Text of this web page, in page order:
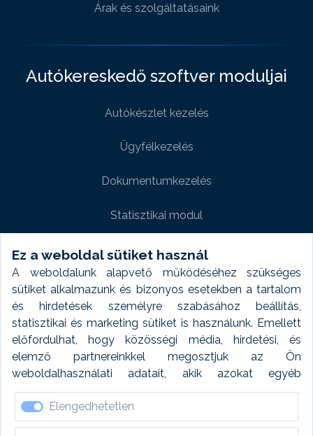
Ez a weboldal sütiket használ
A weboldalunk alapvető működéséhez szükséges
sütiket alkalmazunk és bizonyos esetekben a tartalom
és hirdetések személyre szabásához beállítás,
statisztikai és marketing sütiket is használunk. Emellett
előfordulhat, hogy közösségi média, hirdetési, és
elemző partnereinkkel megosztjuk az Ön
weboldalhasználati adatait, akik azokat egyéb
forrásokból gyűjtött adatokkal kombinálhatják. A sütik
elfogadásával kapcsolatosan naplózást végzünk és
ezen adatokat 6 hónap után automatikusan töröljük. A
Elengedhetetlen
Árak és szolgáltatásaink
Autókereskedő szoftver moduljai
Autókészlet kezelés
Ügyfélkezelés
Dokumentumkezelés
Statisztikai modul
Weboldal modul
Fényképtár extra modul
Autómosó modul
Feladatütemezés